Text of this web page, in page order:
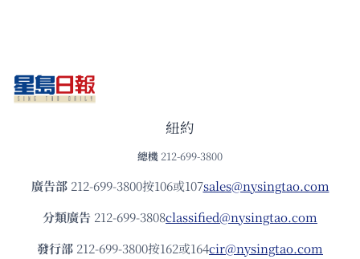
紐約
總機 212-699-3800
廣告部212-699-3800按106或107sales@nysingtao.com
分類廣告 212-699-3808classified@nysingtao.com
發⾏部 212-699-3800按162或164cir@nysingtao.com